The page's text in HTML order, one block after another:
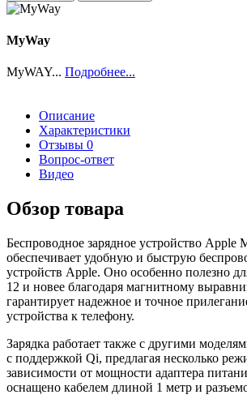
MyWay
MyWAY... Подробнее...
Описание
Характеристики
Отзывы 0
Вопрос-ответ
Видео
Обзор товара
Беспроводное зарядное устройство Apple
обеспечивает удобную и быструю
устройств Apple. Оно особенно полезно
12 и новее благодаря магнитному
гарантирует надежное и точное
устройства к телефону.
Зарядка работает также с другими
с поддержкой Qi, предлагая несколько
зависимости от мощности адаптера
оснащено кабелем длиной 1 метр и